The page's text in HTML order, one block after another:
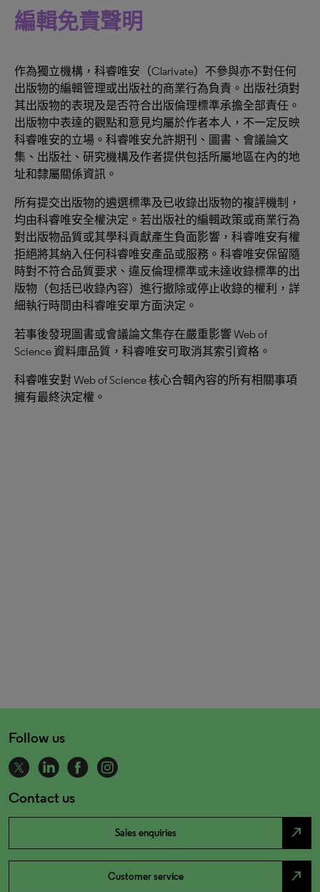
編輯免責聲明
作為獨立機構，科睿唯安（Clarivate）不參與亦不對任何
出版物的編輯管理或出版社的商業行為負責。出版社須對
其出版物的表現及是否符合出版倫理標準承擔全部責任。
出版物中表達的觀點和意見均屬於作者本人，不一定反映
科睿唯安的立場。科睿唯安允許期刊、圖書、會議論文
集、出版社、研究機構及作者提供包括所屬地區在內的地
址和隸屬關係資訊。
所有提交出版物的遴選標準及已收錄出版物的複評機制，
均由科睿唯安全權決定。若出版社的編輯政策或商業行為
對出版物品質或其學科貢獻產生負面影響，科睿唯安有權
拒絕將其納入任何科睿唯安產品或服務。科睿唯安保留隨
時對不符合品質要求、違反倫理標準或未達收錄標準的出
版物（包括已收錄內容）進行撤除或停止收錄的權利，詳
細執行時間由科睿唯安單方面決定。
若事後發現圖書或會議論文集存在嚴重影響 Web of
Science 資料庫品質，科睿唯安可取消其索引資格。
科睿唯安對 Web of Science 核心合輯內容的所有相關事項
擁有最終決定權。
Follow us
Contact us
Sales enquiries north_east
Customer service north_east